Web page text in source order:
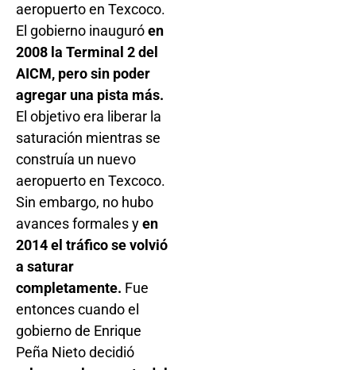
aeropuerto en Texcoco.
El gobierno inauguróen
2008 la Terminal 2 del
AICM, pero sin poder
agregar una pista más.
El objetivo era liberar la
saturación mientras se
construía un nuevo
aeropuerto en Texcoco.
Sin embargo, no hubo
avances formales yen
2014 el tráfico se volvió
a saturar
completamente. Fue
entonces cuando el
gobierno de Enrique
Peña Nieto decidió